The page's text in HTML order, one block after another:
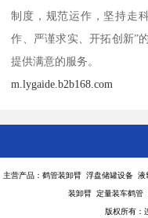
制度，规范运作，坚持走
作、严谨求实、开拓创新”
提供满意的服务。
m.lygaide.b2b168.com
主营产品：鹤管装卸臂 浮盘储罐设备
装卸臂 定量装车鹤管
版权所有：